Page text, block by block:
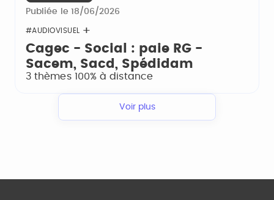
Publiée le 18/06/2026
#AUDIOVISUEL
Cagec - Social : paie RG -
Sacem, Sacd, Spédidam
3 thèmes 100% à distance
Voir plus